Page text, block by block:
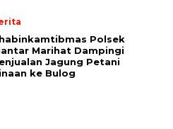
Polsek
Marihat Dampingi
Jagung Petani
ke Bulog